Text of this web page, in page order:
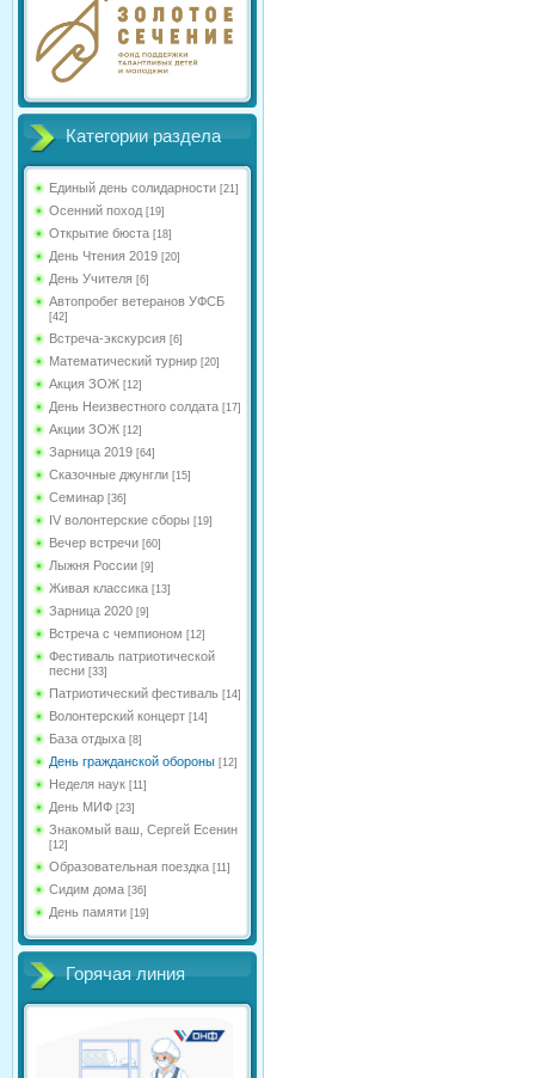
Категории раздела
Единый день солидарности [21]
Осенний поход [19]
Открытие бюста [18]
День Чтения 2019 [20]
День Учителя [6]
Автопробег ветеранов УФСБ
[42]
Встреча-экскурсия [6]
Математический турнир [20]
Акция ЗОЖ [12]
День Неизвестного солдата [17]
Акции ЗОЖ [12]
Зарница 2019 [64]
Сказочные джунгли [15]
Семинар [36]
IV волонтерские сборы [19]
Вечер встречи [60]
Лыжня России [9]
Живая классика [13]
Зарница 2020 [9]
Встреча с чемпионом [12]
Фестиваль патриотической
песни [33]
Патриотический фестиваль [14]
Волонтерский концерт [14]
База отдыха [8]
День гражданской обороны [12]
Неделя наук [11]
День МИФ [23]
Знакомый ваш, Сергей Есенин
[12]
Образовательная поездка [11]
Сидим дома [36]
День памяти [19]
Горячая линия